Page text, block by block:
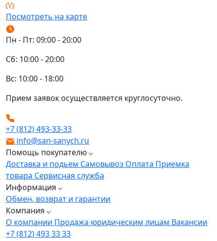
Посмотреть на карте
Пн - Пт: 09:00 - 20:00
Сб: 10:00 - 20:00
Вс: 10:00 - 18:00
Прием заявок осуществляется круглосуточно.
+7 (812) 493-33-33
info@san-sanych.ru
Помощь покупателю
Доставка и подьем Самовывоз Оплата Приемка
товара Сервисная служба
Информация
Обмен, возврат и гарантии
Компания
О компании Продажа юридическим лицам Вакансии
+7 (812) 493 33 33